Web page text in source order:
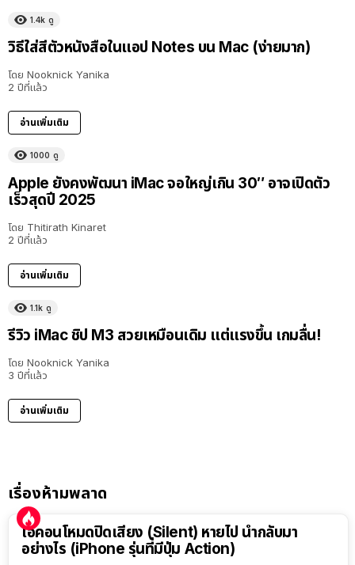
1.4k ดู
วิธีใส่สีตัวหนังสือในแอป Notes บน Mac (ง่ายมาก)
โดย Nooknick Yanika
2 ปีที่แล้ว
อ่านเพิ่มเติม
1000 ดู
Apple ยังคงพัฒนา iMac จอใหญ่เกิน 30″ อาจเปิดตัว
เร็วสุดปี 2025
โดย Thitirath Kinaret
2 ปีที่แล้ว
อ่านเพิ่มเติม
1.1k ดู
รีวิว iMac ชิป M3 สวยเหมือนเดิม แต่แรงขึ้น เกมลื่น!
โดย Nooknick Yanika
3 ปีที่แล้ว
อ่านเพิ่มเติม
เรื่องห้ามพลาด
ไอคอนโหมดปิดเสียง (Silent) หายไป นำกลับมา
อย่างไร (iPhone รุ่นที่มีปุ่ม Action)